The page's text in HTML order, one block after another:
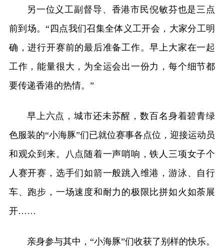
另一位义工副督导、香港市民倪敏芬也是三点
前到场。“四点我们召集全体义工开会，大家分工明
确，进行开赛前的最后准备工作。早上大家在一起
工作，能量很大，为全运会出一份力，每个细节都
要传递香港的热情。”
早上六点，城市还未苏醒，数百名身着碧青绿
色服装的“小海豚”们已就位赛事各点位，迎接运动员
和观众到来。八点随着一声哨响，铁人三项女子个
人赛开赛，选手们如箭一般跳入维港，游泳、自行
车、跑步，一场速度和耐力的极限比拼如火如荼展
开……
亲身参与其中，“小海豚”们收获了别样的快乐。